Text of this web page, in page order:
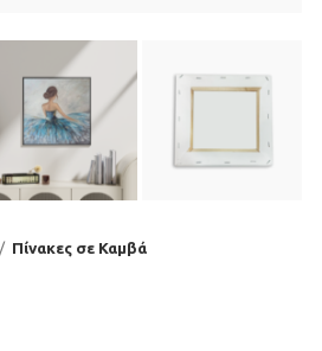
Πίνακες σε Καμβά